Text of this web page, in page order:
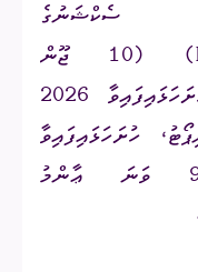
(10 ޖޫން
2026) މެމޯއިން ކޮމިޝަނަށް ހުށަހަޅައިފައިވާ 2026
ހުށަހަޅައިފައިވާ
ވަނަ ޢާންމު